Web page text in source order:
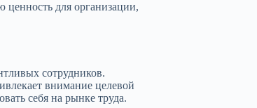
ценность для организации,
сотрудников.
внимание целевой
себя на рынке труда.